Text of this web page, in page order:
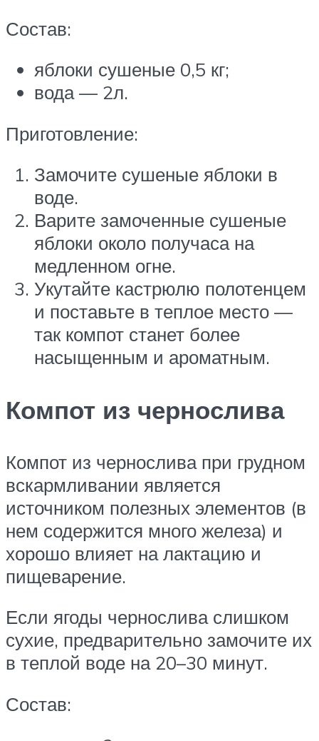
Состав:
яблоки сушеные 0,5 кг;
вода — 2л.
Приготовление:
Замочите сушеные яблоки в
воде.
Варите замоченные сушеные
яблоки около получаса на
медленном огне.
Укутайте кастрюлю полотенцем
и поставьте в теплое место —
так компот станет более
насыщенным и ароматным.
Компот из чернослива
Компот из чернослива при грудном
вскармливании является
источником полезных элементов (в
нем содержится много железа) и
хорошо влияет на лактацию и
пищеварение.
Если ягоды чернослива слишком
сухие, предварительно замочите их
в теплой воде на 20–30 минут.
Состав: